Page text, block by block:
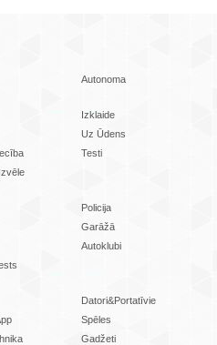
Autonoma
Izklaide
Uz Ūdens
Testi
Policija
Garāžā
Autoklubi
Datori&Portatīvie
Spēles
Gadžeti